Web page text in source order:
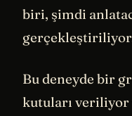
biri, şimdi
Bu deneyde bir
kutuları veriliyor